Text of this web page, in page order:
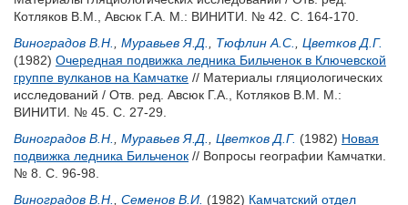
Котляков В.М.
Авсюк Г.А. М.: ВИНИТИ. № 42. С. 164-170.
Виноградов В.Н.
Муравьев Я.Д. Тюфлин А.С.
Цветков Д.Г.
(1982) Очередная подвижка ледника Бильченок в Ключевской
группе вулканов на Камчатке // Материалы гляциологических
исследований / Отв. ред. Авсюк Г.А. Котляков В.М.
М.:
ВИНИТИ. № 45. С. 27-29.
Виноградов В.Н.
Муравьев Я.Д. Цветков Д.Г. (1982) Новая
подвижка ледника Бильченок // Вопросы географии Камчатки.
№ 8. С. 96-98.
Виноградов В.Н.
Семенов В.И. (1982) Камчатский отдел